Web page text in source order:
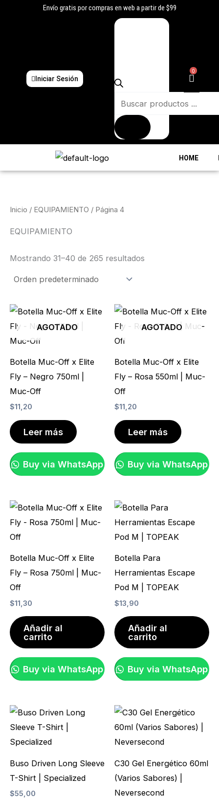
Envío gratis por compras en web a partir de $99
Iniciar Sesión
Búsqueda
0
HOME
Inicio / EQUIPAMIENTO / Página 4
EQUIPAMIENTO
Mostrando 31–40 de 265 resultados
AGOTADO
Botella Muc-Off x Elite
Fly – Negro 750ml |
Muc-Off
$11,20
Leer más
Buy via WhatsApp
AGOTADO
Botella Muc-Off x Elite
Fly – Rosa 550ml | Muc-
Off
$11,20
Leer más
Buy via WhatsApp
Botella Muc-Off x Elite
Fly – Rosa 750ml | Muc-
Off
$11,30
Añadir al
carrito
Buy via WhatsApp
Botella Para
Herramientas Escape
Pod M | TOPEAK
$13,90
Añadir al
carrito
Buy via WhatsApp
Buso Driven Long Sleeve
T-Shirt | Specialized
$55,00
Este
producto
tiene
C30 Gel Energético 60ml
(Varios Sabores) |
Neversecond